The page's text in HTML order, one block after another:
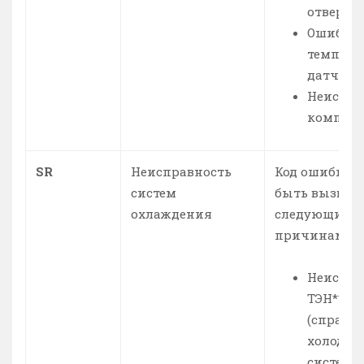
Ошибка
SR
Неисправность
систем
охлаждения
Код ошибки
быть вызван
следующими
причинами:
ТЭН**